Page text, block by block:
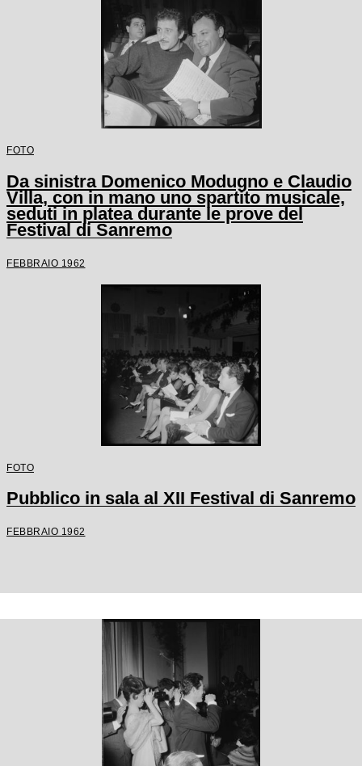
FOTO
Da sinistra Domenico Modugno e Claudio
Villa, con in mano uno spartito musicale,
seduti in platea durante le prove del
Festival di Sanremo
FEBBRAIO 1962
FOTO
Pubblico in sala al XII Festival di Sanremo
FEBBRAIO 1962